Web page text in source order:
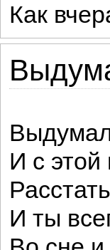
Как
И с
И ты